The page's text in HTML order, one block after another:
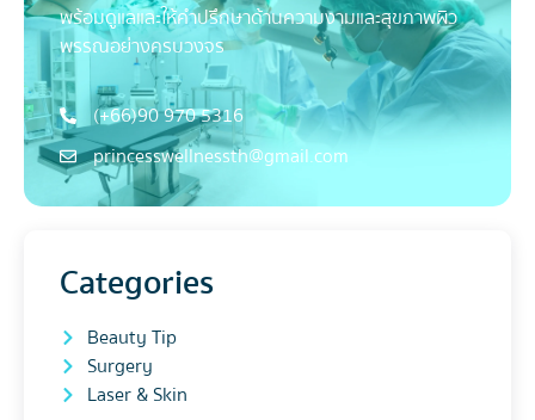
พร้อมดูแลและให้คำปรึกษาด้านความงามและสุขภาพผิว
พรรณอย่างครบวงจร
(+66)90 970 5316
princesswellnessth@gmail.com
Categories
Beauty Tip
Surgery
Laser & Skin